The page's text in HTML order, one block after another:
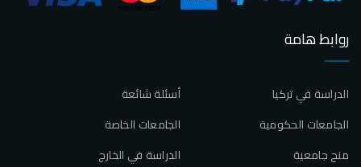
روابط هامة
أسئلة شائعة
الدراسة في تركيا
الجامعات الخاصة
الجامعات الحكومية
الدراسة في الخارج
منح جامعية